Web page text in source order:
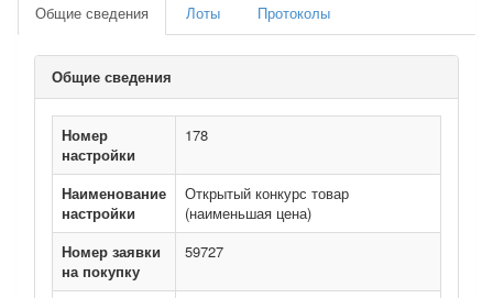
Общие сведения Лоты Протоколы
Общие сведения
Номер
настройки
178
Наименование
настройки
Открытый конкурс товар
(наименьшая цена)
Номер заявки
на покупку
59727